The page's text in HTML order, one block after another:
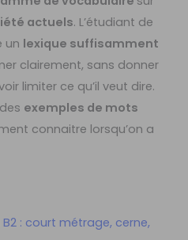
actuels. L’étudiant de
un lexique suffisamment
clairement, sans donner
limiter ce qu’il veut dire.
exemples de mots
connaitre lorsqu’on a
: court métrage, cerne,